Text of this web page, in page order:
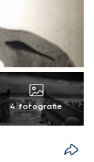
4 fotografie